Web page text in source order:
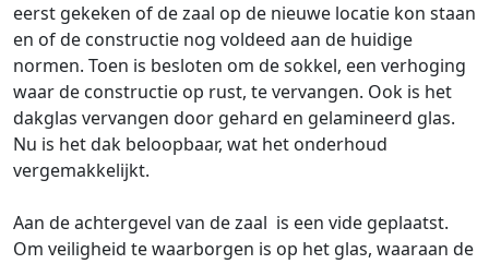
eerst gekeken of de zaal op de nieuwe locatie kon staan
en of de constructie nog voldeed aan de huidige
normen. Toen is besloten om de sokkel, een verhoging
waar de constructie op rust, te vervangen. Ook is het
dakglas vervangen door gehard en gelamineerd glas.
Nu is het dak beloopbaar, wat het onderhoud
vergemakkelijkt.
Aan de achtergevel van de zaal is een vide geplaatst.
Om veiligheid te waarborgen is op het glas, waaraan de